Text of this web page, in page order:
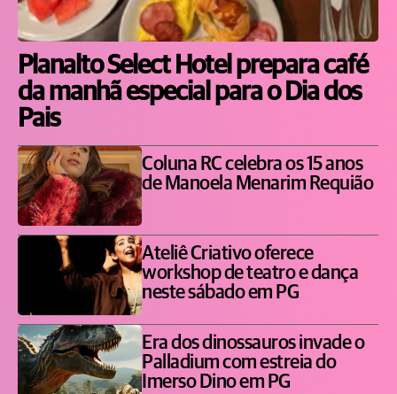
Planalto Select Hotel prepara café
da manhã especial para o Dia dos
Pais
Coluna RC celebra os 15 anos
de Manoela Menarim Requião
Ateliê Criativo oferece
workshop de teatro e dança
neste sábado em PG
Era dos dinossauros invade o
Palladium com estreia do
Imerso Dino em PG